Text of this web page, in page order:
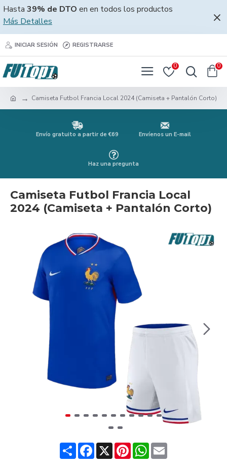
Hasta 39% de DTO en en todos los productos
Más Detalles
INICIAR SESIÓN REGISTRARSE
0 0
Camiseta Futbol Francia Local 2024 (Camiseta + Pantalón Corto)
Envío gratuito a partir de €69 Envíenos un E-mail
Haz una pregunta
Camiseta Futbol Francia Local
2024 (Camiseta + Pantalón Corto)
ShareFacebook
X PinterestWhatsApp
Email